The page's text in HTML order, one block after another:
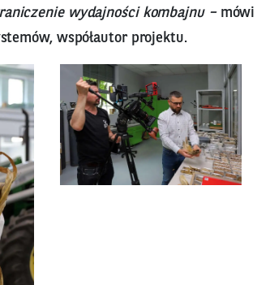
wydajności kombajnu –mówi
współautor projektu.